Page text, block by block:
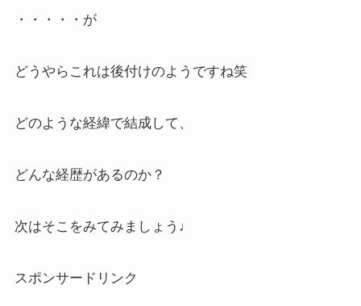
・・・・・が
どうやらこれは後付けのようですね笑
どのような経緯で結成して、
どんな経歴があるのか？
次はそこをみてみましょう♩
スポンサードリンク